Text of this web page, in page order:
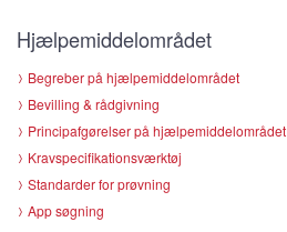
Hjælpemiddelområdet
Begreber på hjælpemiddelområdet
Bevilling & rådgivning
Principafgørelser på hjælpemiddelområdet
Kravspecifikationsværktøj
Standarder for prøvning
App søgning